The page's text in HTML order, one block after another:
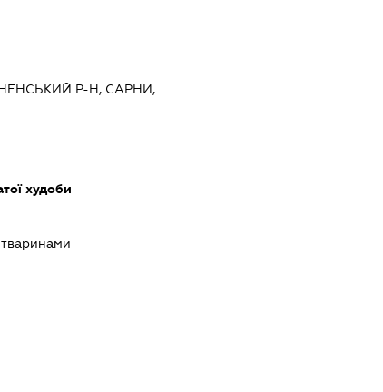
Р-Н, САРНИ,
худоби